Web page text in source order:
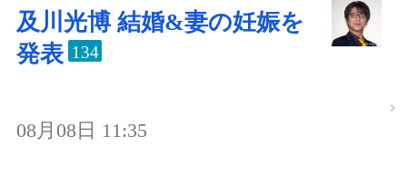
及川光博 結婚&妻の妊娠を
発表 134
08月08日 11:35